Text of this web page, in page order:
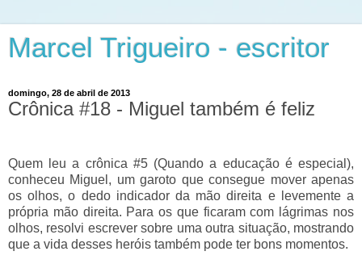
Marcel Trigueiro - escritor
domingo, 28 de abril de 2013
Crônica #18 - Miguel também é feliz
Quem leu a crônica #5 (Quando a educação é especial),
conheceu Miguel, um garoto que consegue mover apenas
os olhos, o dedo indicador da mão direita e levemente a
própria mão direita. Para os que ficaram com lágrimas nos
olhos, resolvi escrever sobre uma outra situação, mostrando
que a vida desses heróis também pode ter bons momentos.